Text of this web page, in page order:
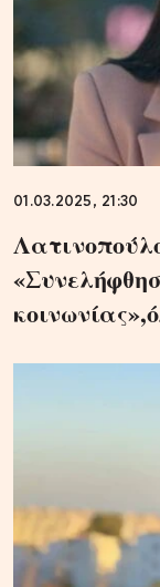
01.03.2025, 21:30